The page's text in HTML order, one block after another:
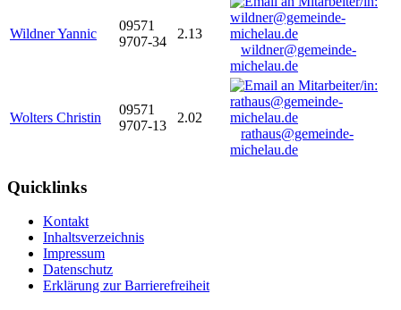
Wildner Yannic
09571
9707-34
2.13
wildner@gemeinde-
michelau.de
Wolters Christin
09571
9707-13
2.02
rathaus@gemeinde-
michelau.de
Quicklinks
Kontakt
Inhaltsverzeichnis
Impressum
Datenschutz
Erklärung zur Barrierefreiheit